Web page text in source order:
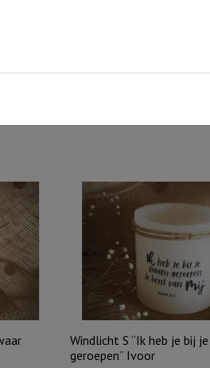
een passend cadeaulichtje!
Windlicht S “Ik heb je bij
geroepen” Ivoor